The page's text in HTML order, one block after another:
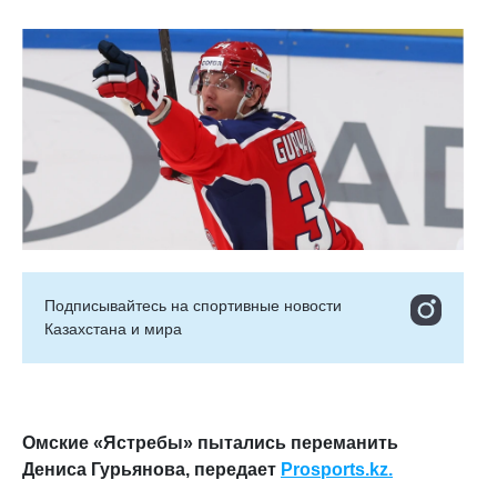
Подписывайтесь на cпортивные новости
Казахстана и мира
Омские «Ястребы» пытались переманить
Дениса Гурьянова, передает Prosports.kz.